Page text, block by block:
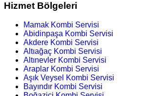
Hizmet Bölgeleri
Mamak Kombi Servisi
Abidinpaşa Kombi Servisi
Akdere Kombi Servisi
Altıağaç Kombi Servisi
Altınevler Kombi Servisi
Araplar Kombi Servisi
Aşık Veysel Kombi Servisi
Bayındır Kombi Servisi